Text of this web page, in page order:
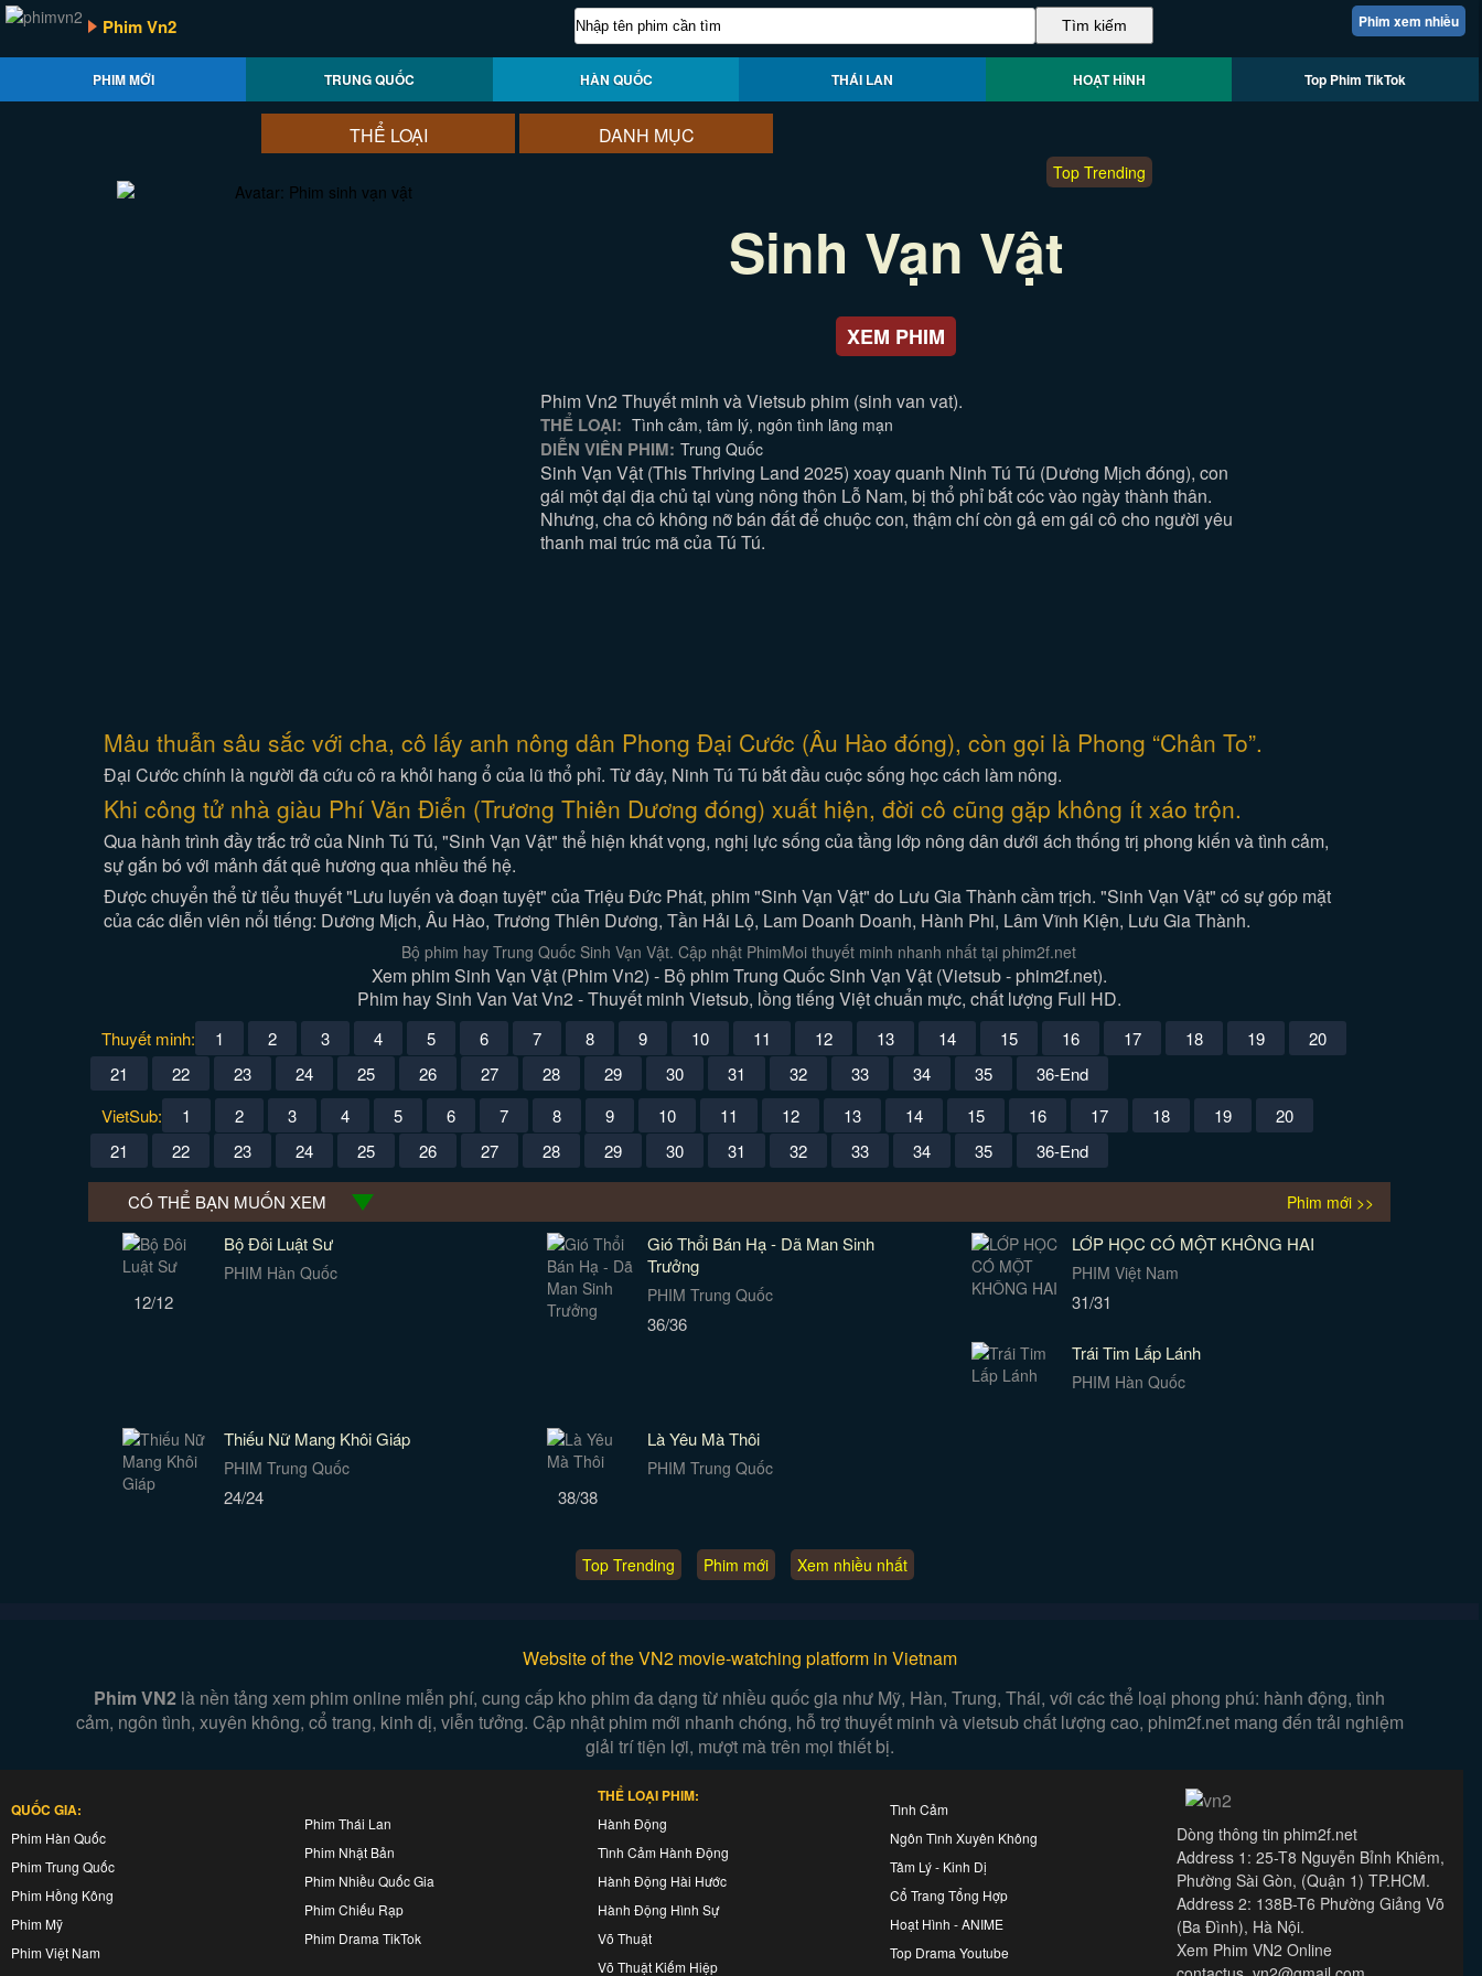
Phim xem nhiều
Phim Vn2
PHIM MỚI TRUNG QUỐC HÀN QUỐC THÁI LAN HOẠT HÌNH Top Phim TikTok
THỂ LOẠI DANH MỤC
Top Trending
Sinh Vạn Vật
XEM PHIM
Phim Vn2 Thuyết minh và Vietsub phim (sinh van vat).
THỂ LOẠI: Tình cảm, tâm lý, ngôn tình lãng mạn
DIỄN VIÊN PHIM: Trung Quốc
Sinh Vạn Vật (This Thriving Land 2025) xoay quanh Ninh Tú Tú (Dương Mịch đóng), con
gái một đại địa chủ tại vùng nông thôn Lỗ Nam, bị thổ phỉ bắt cóc vào ngày thành thân.
Nhưng, cha cô không nỡ bán đất để chuộc con, thậm chí còn gả em gái cô cho người yêu
thanh mai trúc mã của Tú Tú.
Mâu thuẫn sâu sắc với cha, cô lấy anh nông dân Phong Đại Cước (Âu Hào đóng), còn gọi là Phong “Chân To”.
Đại Cước chính là người đã cứu cô ra khỏi hang ổ của lũ thổ phỉ. Từ đây, Ninh Tú Tú bắt đầu cuộc sống học cách làm nông.
Khi công tử nhà giàu Phí Văn Điển (Trương Thiên Dương đóng) xuất hiện, đời cô cũng gặp không ít xáo trộn.
Qua hành trình đầy trắc trở của Ninh Tú Tú, "Sinh Vạn Vật" thể hiện khát vọng, nghị lực sống của tầng lớp nông dân dưới ách thống trị phong kiến và tình cảm,
sự gắn bó với mảnh đất quê hương qua nhiều thế hệ.
Được chuyển thể từ tiểu thuyết "Lưu luyến và đoạn tuyệt" của Triệu Đức Phát, phim "Sinh Vạn Vật" do Lưu Gia Thành cầm trịch. "Sinh Vạn Vật" có sự góp mặt
của các diễn viên nổi tiếng: Dương Mịch, Âu Hào, Trương Thiên Dương, Tần Hải Lộ, Lam Doanh Doanh, Hành Phi, Lâm Vĩnh Kiện, Lưu Gia Thành.
Bộ phim hay Trung Quốc Sinh Vạn Vật. Cập nhật PhimMoi thuyết minh nhanh nhất tại phim2f.net
Xem phim Sinh Vạn Vật (Phim Vn2) - Bộ phim Trung Quốc Sinh Vạn Vật (Vietsub - phim2f.net).
Phim hay Sinh Van Vat Vn2 - Thuyết minh Vietsub, lồng tiếng Việt chuẩn mực, chất lượng Full HD.
Thuyết minh: 1 2 3 4 5 6 7 8 9 10 11 12 13 14 15 16 17 18 19
20
21
22 23 24 25 26 27 28 29 30 31 32 33 34 35
36-End
VietSub:
1 2 3 4 5 6 7 8 9 10 11 12 13 14 15 16 17 18 19
20
21
22 23 24 25 26 27 28 29 30 31 32 33 34 35 36-End
CÓ THỂ BẠN MUỐN XEM Phim mới >>
Bộ Đôi Luật Sư
PHIM Hàn Quốc
12/12
Gió Thổi Bán Hạ - Dã Man Sinh
Trưởng
PHIM Trung Quốc
36/36
LỚP HỌC CÓ MỘT KHÔNG HAI
PHIM Việt Nam
31/31
Trái Tim Lấp Lánh
PHIM Hàn Quốc
Thiếu Nữ Mang Khôi Giáp
PHIM Trung Quốc
24/24
Là Yêu Mà Thôi
PHIM Trung Quốc
38/38
Top Trending Phim mới Xem nhiều nhất
Website of the VN2 movie-watching platform in Vietnam
Phim VN2 là nền tảng xem phim online miễn phí, cung cấp kho phim đa dạng từ nhiều quốc gia như Mỹ, Hàn, Trung, Thái, với các thể loại phong phú: hành động, tình
cảm, ngôn tình, xuyên không, cổ trang, kinh dị, viễn tưởng. Cập nhật phim mới nhanh chóng, hỗ trợ thuyết minh và vietsub chất lượng cao, phim2f.net mang đến trải nghiệm
giải trí tiện lợi, mượt mà trên mọi thiết bị.
QUỐC GIA:
Phim Hàn Quốc
Phim Trung Quốc
Phim Hồng Kông
Phim Mỹ
Phim Việt Nam
Phim Thái Lan
Phim Nhật Bản
Phim Nhiều Quốc Gia
Phim Chiếu Rạp
Phim Drama TikTok
THỂ LOẠI PHIM:
Hành Động
Tình Cảm Hành Động
Hành Động Hài Hước
Hành Động Hình Sự
Võ Thuật
Võ Thuật Kiếm Hiệp
Tình Cảm
Ngôn Tình Xuyên Không
Tâm Lý - Kinh Dị
Cổ Trang Tổng Hợp
Hoạt Hình - ANIME
Top Drama Youtube
Dòng thông tin phim2f.net
Address 1: 25-T8 Nguyễn Bỉnh Khiêm,
Phường Sài Gòn, (Quận 1) TP.HCM.
Address 2: 138B-T6 Phường Giảng Võ
(Ba Đình), Hà Nội.
Xem Phim VN2 Online